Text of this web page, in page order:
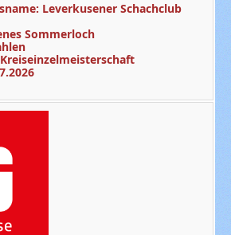
Leverkusener Schachclub
Sommerloch